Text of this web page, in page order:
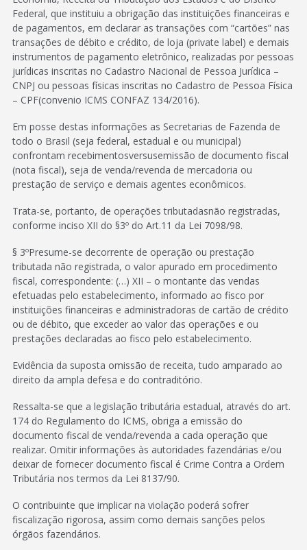
Federal, que instituiu a obrigação das instituições financeiras e
de pagamentos, em declarar as transações com “cartões” nas
transações de débito e crédito, de loja (private label) e demais
instrumentos de pagamento eletrônico, realizadas por pessoas
jurídicas inscritas no Cadastro Nacional de Pessoa Jurídica –
CNPJ ou pessoas físicas inscritas no Cadastro de Pessoa Física
– CPF(convenio ICMS CONFAZ 134/2016).
Em posse destas informações as Secretarias de Fazenda de
todo o Brasil (seja federal, estadual e ou municipal)
confrontam recebimentosversusemissão de documento fiscal
(nota fiscal), seja de venda/revenda de mercadoria ou
prestação de serviço e demais agentes econômicos.
Trata-se, portanto, de operações tributadasnão registradas,
conforme inciso XII do §3º do Art.11 da Lei 7098/98.
§ 3ºPresume-se decorrente de operação ou prestação
tributada não registrada, o valor apurado em procedimento
fiscal, correspondente: (…) XII – o montante das vendas
efetuadas pelo estabelecimento, informado ao fisco por
instituições financeiras e administradoras de cartão de crédito
ou de débito, que exceder ao valor das operações e ou
prestações declaradas ao fisco pelo estabelecimento.
Evidência da suposta omissão de receita, tudo amparado ao
direito da ampla defesa e do contraditório.
Ressalta-se que a legislação tributária estadual, através do art.
174 do Regulamento do ICMS, obriga a emissão do
documento fiscal de venda/revenda a cada operação que
realizar. Omitir informações às autoridades fazendárias e/ou
deixar de fornecer documento fiscal é Crime Contra a Ordem
Tributária nos termos da Lei 8137/90.
O contribuinte que implicar na violação poderá sofrer
fiscalização rigorosa, assim como demais sanções pelos
órgãos fazendários.